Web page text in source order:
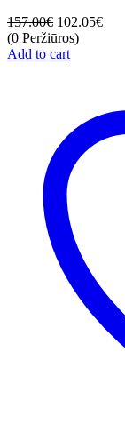
157.00€ 102.05€
(0 Peržiūros)
Add to cart